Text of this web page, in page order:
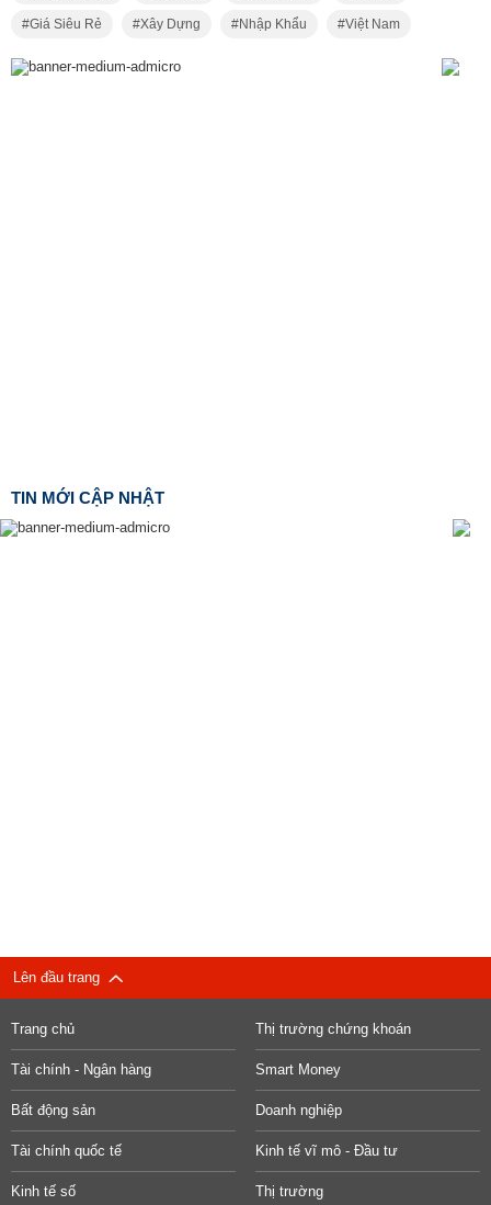
Giá Siêu Rẻ Xây Dựng Nhập Khẩu Việt Nam
TIN MỚI CẬP NHẬT
Lên đầu trang
Trang chủ Thị trường chứng khoán
Tài chính - Ngân hàng Smart Money
Bất động sản Doanh nghiệp
Tài chính quốc tế Kinh tế vĩ mô - Đầu tư
Kinh tế số Thị trường